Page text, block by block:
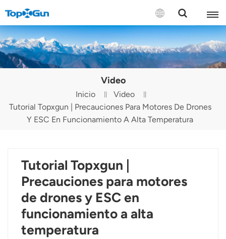
CONTÁCTENOS
English
Русский
Türkçe
Tiếng Việt
Video
Inicio
Video
Tutorial Topxgun | Precauciones Para Motores De Drones
Y ESC En Funcionamiento A Alta Temperatura
Tutorial Topxgun |
Precauciones para motores
de drones y ESC en
funcionamiento a alta
temperatura